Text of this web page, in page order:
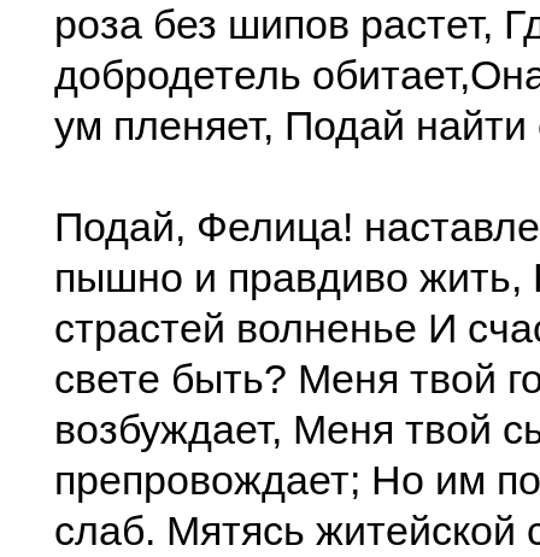
роза без шипов растет,
добродетель
ум пленяет, Подай найти
Подай, Фелица!
пышно и правдиво жить,
страстей волненье И
свете быть? Меня твой
возбуждает, Меня твой
препровождает; Но им
слаб. Мятясь житейской